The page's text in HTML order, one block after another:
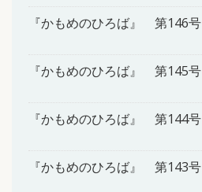
『かもめのひろば』 第146号
『かもめのひろば』 第145号
『かもめのひろば』 第144号
『かもめのひろば』 第143号